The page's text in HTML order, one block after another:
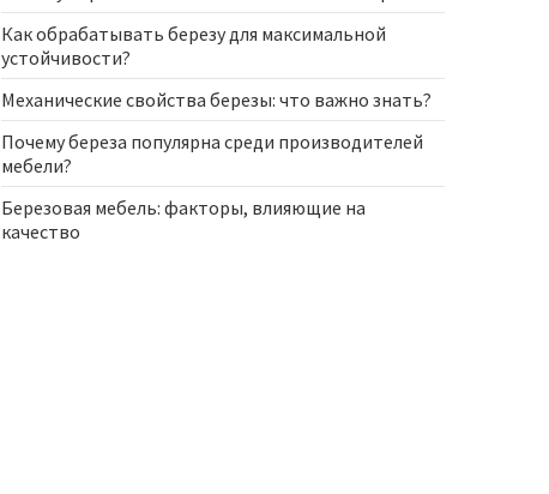
Как обрабатывать березу для максимальной
устойчивости?
Механические свойства березы: что важно знать?
Почему береза популярна среди производителей
мебели?
Березовая мебель: факторы, влияющие на
качество